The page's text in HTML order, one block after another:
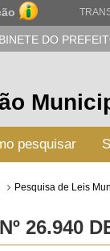
DO
pesquisar
Pesquisa de Leis
26.940